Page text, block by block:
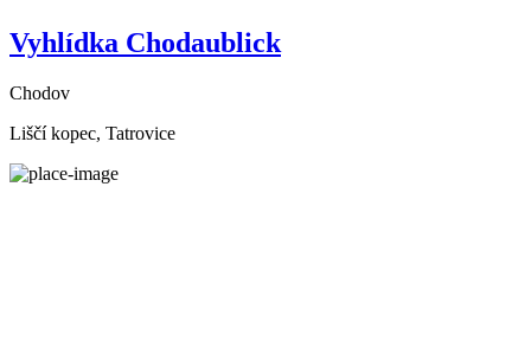
Vyhlídka Chodaublick
Chodov
Liščí kopec, Tatrovice